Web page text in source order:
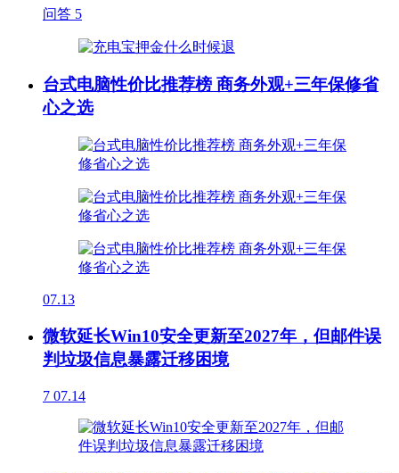
问答 5
台式电脑性价比推荐榜 商务外观+三年保修省
心之选
07.13
微软延长Win10安全更新至2027年，但邮件误
判垃圾信息暴露迁移困境
7 07.14